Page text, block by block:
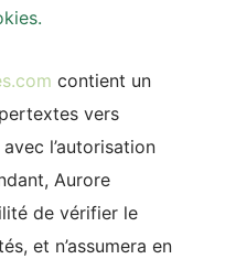
contient un
vers
l’autorisation
Aurore
de vérifier le
et n’assumera en